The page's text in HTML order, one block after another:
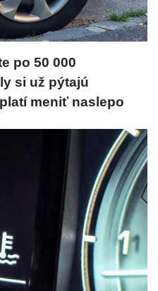
po 50 000
si už pýtajú
meniť naslepo